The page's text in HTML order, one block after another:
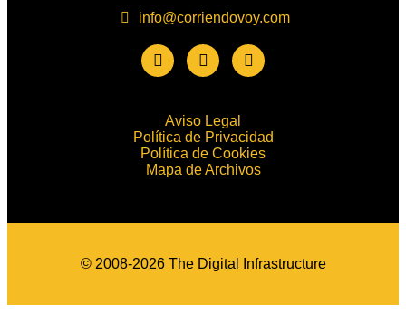
info@corriendovoy.com
Aviso Legal
Política de Privacidad
Política de Cookies
Mapa de Archivos
© 2008-2026 The Digital Infrastructure